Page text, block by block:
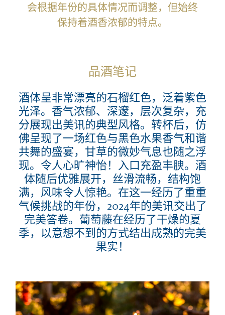
会根据年份的具体情况而调整，但始终
保持着酒香浓郁的特点。
品酒笔记
酒体呈非常漂亮的石榴红色，泛着紫色
光泽。香气浓郁、深邃，层次复杂，充
分展现出美讯的典型风格。转杯后，仿
佛呈现了一场红色与黑色水果香气和谐
共舞的盛宴，甘草的微妙气息也随之浮
现。令人心旷神怡！入口充盈丰腴。酒
体随后优雅展开，丝滑流畅，结构饱
满，风味令人惊艳。在这一经历了重重
气候挑战的年份， 2024年的美讯交出了
完美答卷。葡萄藤在经历了干燥的夏
季，以意想不到的方式结出成熟的完美
果实！